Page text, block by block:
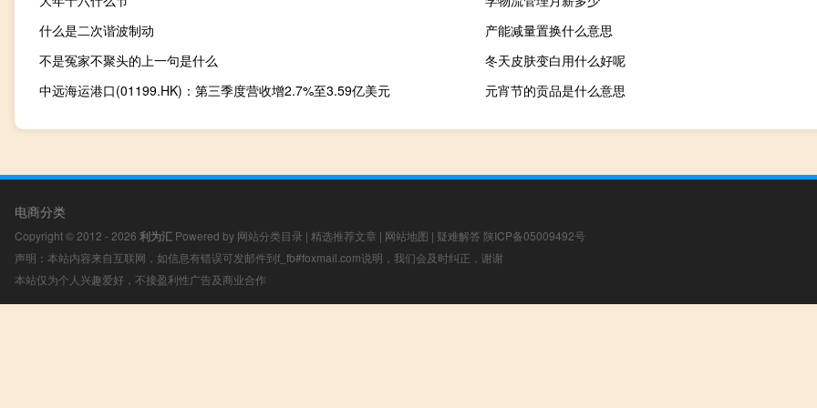
什么是二次谐波制动
产能减量置换什么意思
不是冤家不聚头的上一句是什么
冬天皮肤变白用什么好呢
中远海运港口(01199.HK)：第三季度营收增2.7%至3.59亿美元
元宵节的贡品是什么意思
电商分类
Copyright © 2012 - 2026 利为汇 Powered by 网站分类目录 | 精选推荐文章 | 网站地图 | 疑难解答 陕ICP备05009492号
声明：本站内容来自互联网，如信息有错误可发邮件到f_fb#foxmail.com说明，我们会及时纠正，谢谢
本站仅为个人兴趣爱好，不接盈利性广告及商业合作